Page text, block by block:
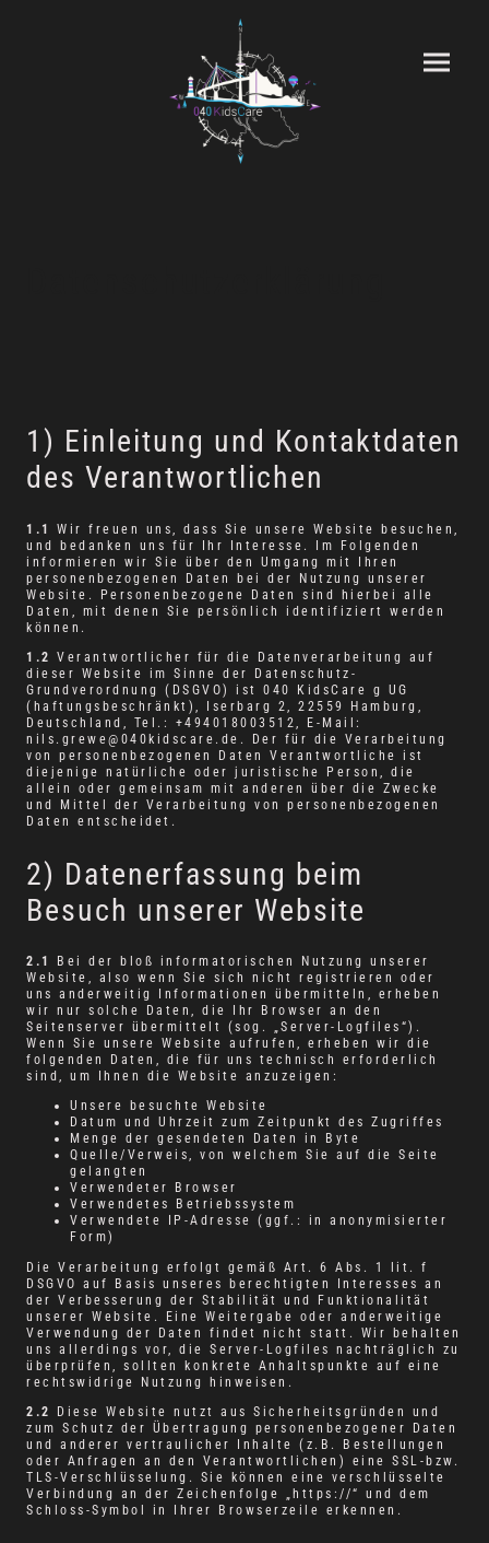
1) Einleitung und Kontaktdaten
des Verantwortlichen
1.1
Wir freuen uns, dass Sie unsere Website besuchen,
und bedanken uns für Ihr Interesse. Im Folgenden
informieren wir Sie über den Umgang mit Ihren
personenbezogenen Daten bei der Nutzung unserer
Website. Personenbezogene Daten sind hierbei alle
Daten, mit denen Sie persönlich identifiziert werden
können.
1.2 Verantwortlicher für die Datenverarbeitung auf
dieser Website im Sinne der Datenschutz-
Grundverordnung (DSGVO) ist 040 KidsCare g UG
(haftungsbeschränkt), Iserbarg 2, 22559 Hamburg,
Deutschland, Tel.: +494018003512, E-Mail:
nils.grewe@040kidscare.de. Der für die Verarbeitung
von personenbezogenen Daten Verantwortliche ist
diejenige natürliche oder juristische Person, die
allein oder gemeinsam mit anderen über die Zwecke
und Mittel der Verarbeitung von personenbezogenen
Daten entscheidet.
2) Datenerfassung beim
Besuch unserer Website
2.1
Bei der bloß informatorischen Nutzung unserer
Website, also wenn Sie sich nicht registrieren oder
uns anderweitig Informationen übermitteln, erheben
wir nur solche Daten, die Ihr Browser an den
Seitenserver übermittelt (sog. „Server-Logfiles“).
Wenn Sie unsere Website aufrufen, erheben wir die
folgenden Daten, die für uns technisch erforderlich
sind, um Ihnen die Website anzuzeigen:
Unsere besuchte Website
Datum und Uhrzeit zum Zeitpunkt des Zugriffes
Menge der gesendeten Daten in Byte
Quelle/Verweis, von welchem Sie auf die Seite
gelangten
Verwendeter Browser
Verwendetes Betriebssystem
Verwendete IP-Adresse (ggf.: in anonymisierter
Form)
Die Verarbeitung erfolgt gemäß Art. 6 Abs. 1 lit. f
DSGVO auf Basis unseres berechtigten Interesses an
der Verbesserung der Stabilität und Funktionalität
unserer Website. Eine Weitergabe oder anderweitige
Verwendung der Daten findet nicht statt. Wir behalten
uns allerdings vor, die Server-Logfiles nachträglich zu
überprüfen, sollten konkrete Anhaltspunkte auf eine
rechtswidrige Nutzung hinweisen.
2.2
Diese Website nutzt aus Sicherheitsgründen und
zum Schutz der Übertragung personenbezogener Daten
und anderer vertraulicher Inhalte (z.B. Bestellungen
oder Anfragen an den Verantwortlichen) eine SSL-bzw.
TLS-Verschlüsselung. Sie können eine verschlüsselte
Verbindung an der Zeichenfolge „https://“ und dem
Schloss-Symbol in Ihrer Browserzeile erkennen.